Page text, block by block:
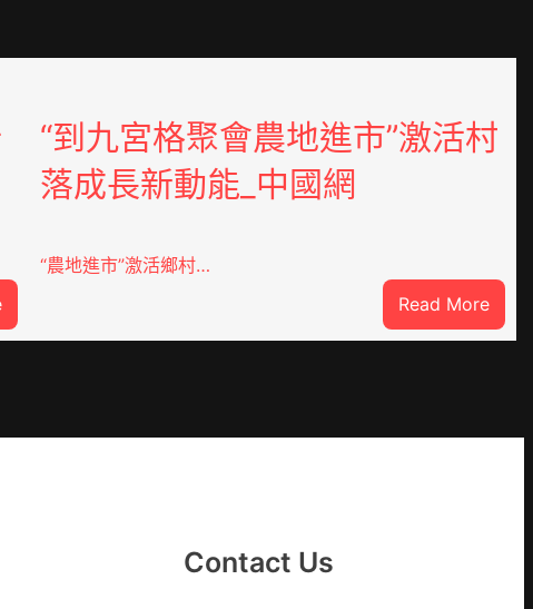
:
風
急
“到九宮格聚會農地進市”激活村
落成長新動能_中國網
“農地進市”激活鄉村…
Read More:
“到
聚
Contact Us